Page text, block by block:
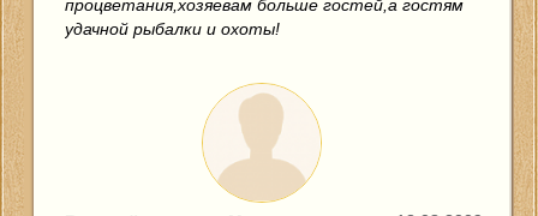
процветания,хозяевам больше гостей,а гостям
удачной рыбалки и охоты!